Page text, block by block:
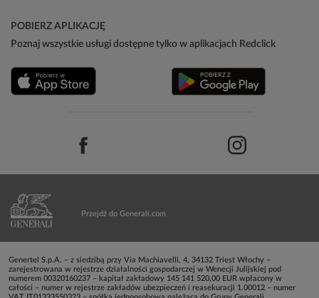
POBIERZ APLIKACJĘ
Poznaj wszystkie usługi dostępne tylko w aplikacjach Redclick
Przejdź do Generali.com
Genertel S.p.A. – z siedzibą przy Via Machiavelli, 4, 34132 Triest Włochy –
zarejestrowana w rejestrze działalności gospodarczej w Wenecji Julijskiej pod
numerem 00320160237 – kapitał zakładowy 145 141 520,00 EUR wpłacony w
całości – numer w rejestrze zakładów ubezpieczeń i reasekuracji 1.00012 – numer